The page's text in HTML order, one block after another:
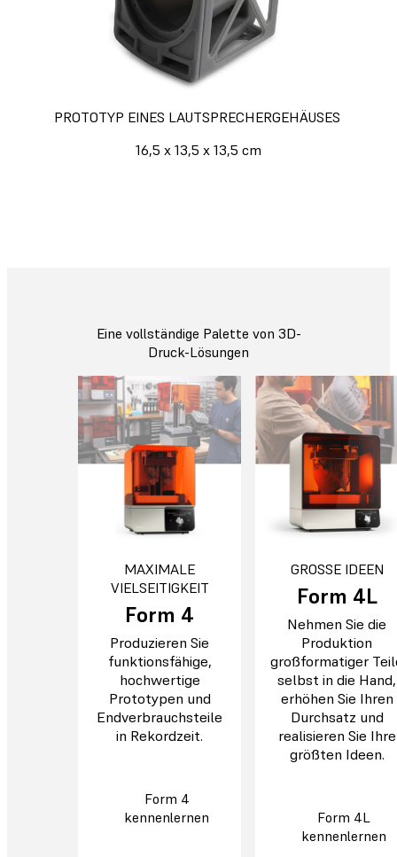
PROTOTYP EINES LAUTSPRECHERGEHÄUSES
16,5 x 13,5 x 13,5 cm
Eine vollständige Palette von 3D-
Druck-Lösungen
MAXIMALE
VIELSEITIGKEIT
Form 4
Produzieren Sie
funktionsfähige,
hochwertige
Prototypen und
Endverbrauchsteile
in Rekordzeit.
Form 4
kennenlernen
GROSSE IDEEN
Form 4L
Nehmen Sie die
Produktion
großformatiger
selbst in die Hand,
erhöhen Sie Ihren
Durchsatz und
realisieren Sie Ihre
größten Ideen.
Form 4L
kennenlernen